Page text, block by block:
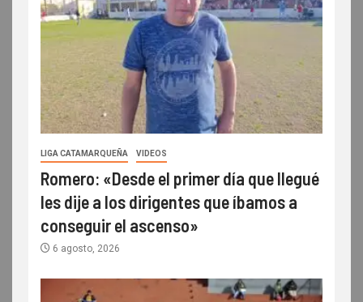
LIGA CATAMARQUEÑA VIDEOS
Romero: «Desde el primer día que llegué
les dije a los dirigentes que íbamos a
conseguir el ascenso»
6 agosto, 2026